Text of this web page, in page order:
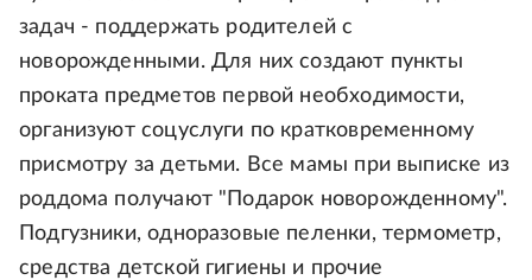
задач - поддержать родителей с
новорожденными. Для них создают пункты
проката предметов первой необходимости,
организуют соцуслуги по кратковременному
присмотру за детьми. Все мамы при выписке из
роддома получают "Подарок новорожденному".
Подгузники, одноразовые пеленки, термометр,
средства детской гигиены и прочие